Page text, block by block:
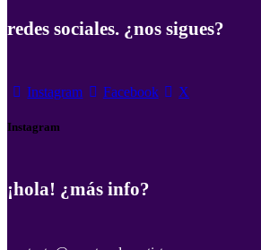
redes sociales. ¿nos sigues?
Instagram Facebook X
Instagram
¡hola! ¿más info?